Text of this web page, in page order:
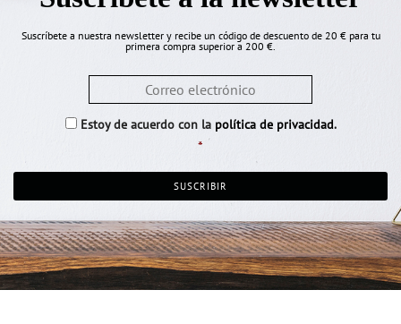
Suscríbete a nuestra newsletter y recibe un código de descuento de 20 € para tu
primera compra superior a 200 €.
Email*
Consentimiento*
Estoy de acuerdo con la política de privacidad.
*